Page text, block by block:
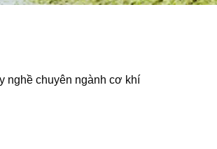
nghề chuyên ngành cơ khí